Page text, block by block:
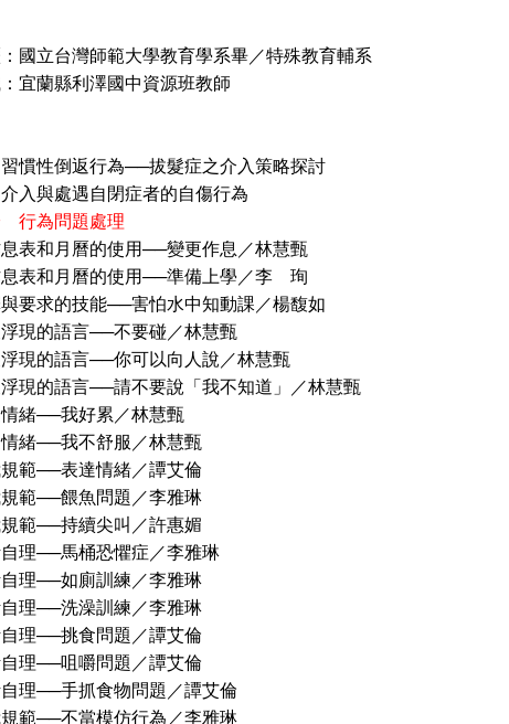
立台灣師範大學教育學系畢／特殊教育輔系
蘭縣利澤國中資源班教師
慣性倒返行為──拔髮症之介入策略探討
入與處遇自閉症者的自傷行為
行為問題處理
和月曆的使用──變更作息／林慧甄
和月曆的使用──準備上學／李 珣
求的技能──害怕水中知動課／楊馥如
的語言──不要碰／林慧甄
的語言──你可以向人說／林慧甄
的語言──請不要說「我不知道」／林慧甄
──我好累／林慧甄
──我不舒服／林慧甄
──表達情緒／譚艾倫
──餵魚問題／李雅琳
──持續尖叫／許惠媚
──馬桶恐懼症／李雅琳
──如廁訓練／李雅琳
──洗澡訓練／李雅琳
──挑食問題／譚艾倫
──咀嚼問題／譚艾倫
──手抓食物問題／譚艾倫
──不當模仿行為／李雅琳